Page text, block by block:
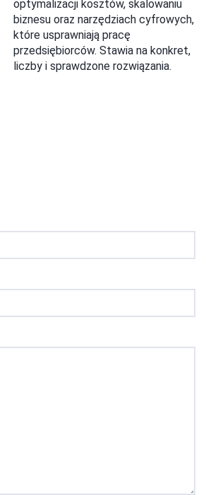
optymalizacji kosztów, skalowaniu
biznesu oraz narzędziach cyfrowych,
które usprawniają pracę
przedsiębiorców. Stawia na konkret,
liczby i sprawdzone rozwiązania.